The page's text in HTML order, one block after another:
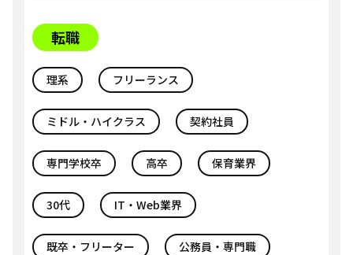
転職
理系 フリーランス
ミドル・ハイクラス 契約社員
専門学校卒 高卒 保育業界
30代 IT・Web業界
既卒・フリーター 公務員・専門職